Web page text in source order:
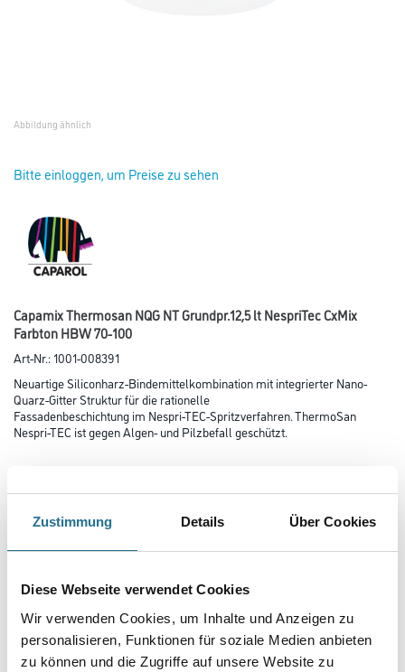
Zustimmung Details Über Cookies
Diese Webseite verwendet Cookies
Wir verwenden Cookies, um Inhalte und Anzeigen zu
personalisieren, Funktionen für soziale Medien anbieten
zu können und die Zugriffe auf unsere Website zu
Abbildung ähnlich
Bitte einloggen, um Preise zu sehen
Capamix Thermosan NQG NT Grundpr.12,5 lt NespriTec CxMix
Farbton HBW 70-100
Art-Nr.:1001-008391
Neuartige Siliconharz-Bindemittelkombination mit integrierter Nano-
Quarz-Gitter Struktur für die rationelle
Fassaden­­beschichtung im Nespri-TEC-Spritzverfahren. ThermoSan
Nespri-TEC ist gegen Algen- und Pilzbefall geschützt.
Gebinde